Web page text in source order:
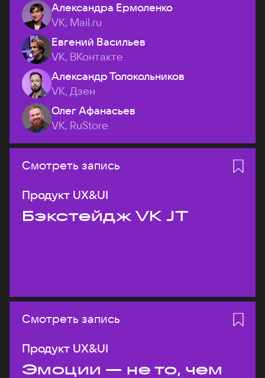
Александра Ермоленко
VK, Mail.ru
Евгений Васильев
VK, ВКонтакте
Александр Толокольников
VK, Дзен
Олег Афанасьев
VK, RuStore
Смотреть запись
Продукт UX&UI
Бэкстейдж VK JT
Смотреть запись
Продукт UX&UI
Эмоции — не то, чем